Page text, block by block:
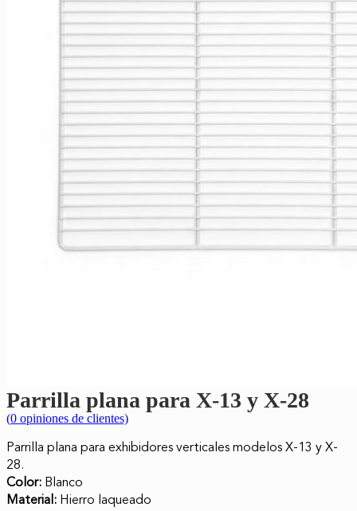
Parrilla plana para X-13 y X-28
(0 opiniones de clientes)
Parrilla plana para exhibidores verticales modelos X-13 y X-
28.
Color: Blanco
Material: Hierro laqueado